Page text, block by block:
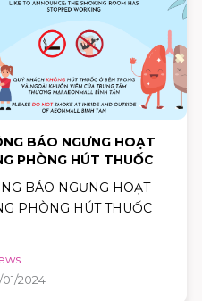
BÁO NGƯNG HOẠT
PHÒNG HÚT THUỐC
BÁO NGƯNG HOẠT
PHÒNG HÚT THUỐC
2024